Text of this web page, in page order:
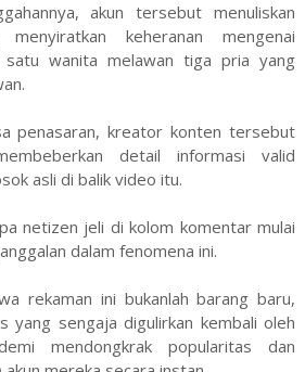
akun tersebut menuliskan
keheranan mengenai
wanita melawan tiga pria yang
penasaran, kreator konten tersebut
detail informasi valid
asli di balik video itu.
netizen jeli di kolom komentar mulai
dalam fenomena ini.
rekaman ini bukanlah barang baru,
yang sengaja digulirkan kembali oleh
mendongkrak popularitas dan